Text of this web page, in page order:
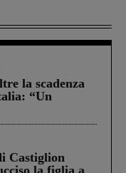
la scadenza
“Un
Castiglion
la figlia a